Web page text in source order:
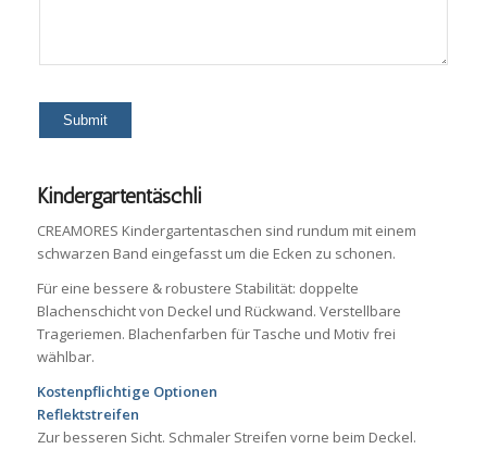
Kindergartentäschli
CREAMORES Kindergartentaschen sind rundum mit einem
schwarzen Band eingefasst um die Ecken zu schonen.
Für eine bessere & robustere Stabilität: doppelte
Blachenschicht von Deckel und Rückwand. Verstellbare
Trageriemen. Blachenfarben für Tasche und Motiv frei
wählbar.
Kostenpflichtige Optionen
Reflektstreifen
Zur besseren Sicht. Schmaler Streifen vorne beim Deckel.